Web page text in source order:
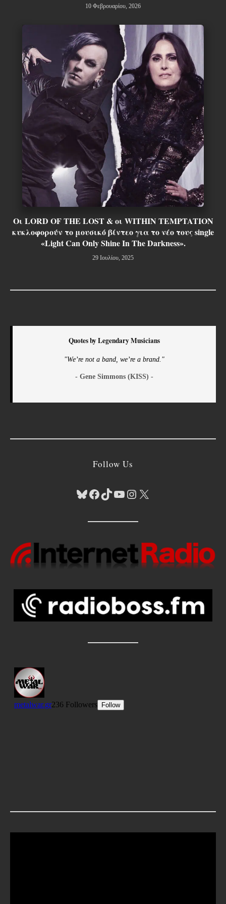
10 Φεβρουαρίου, 2026
Οι LORD OF THE LOST & οι WITHIN TEMPTATION
κυκλοφορούν το μουσικό βίντεο για το νέο τους single
«Light Can Only Shine In The Darkness».
29 Ιουλίου, 2025
Quotes by Legendary Musicians
"We’re not a band, we’re a brand."
- Gene Simmons (KISS) -
Follow Us